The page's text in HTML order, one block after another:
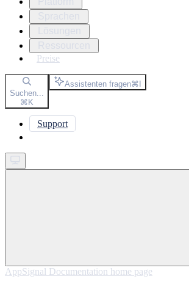
Preise
Suchen...
⌘K
Assistenten fragen⌘I
Support
AppSignal Documentation home page